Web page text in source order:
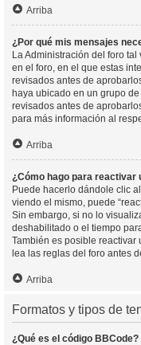
Arriba
¿Por qué mis mensajes
La Administración del foro
en el foro, en el que estas
revisados antes de
haya ubicado en un grupo
revisados antes de
para más información al
Arriba
¿Cómo hago para reactivar
Puede hacerlo dándole clic
viendo el mismo, puede
Sin embargo, si no lo
deshabilitado o el tiempo
También es posible reactivar
lea las reglas del foro antes
Arriba
Formatos y tipos de
¿Qué es el código BBCode?